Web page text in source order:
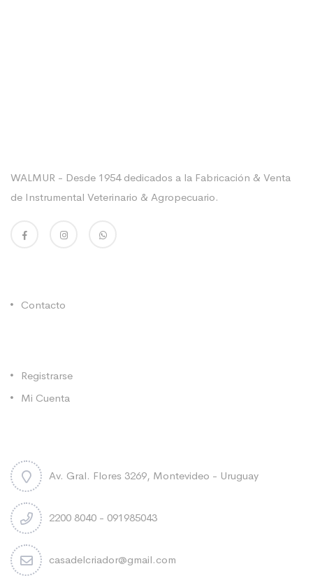
WALMUR - Desde 1954 dedicados a la Fabricación & Venta
de Instrumental Veterinario & Agropecuario.
Contacto
Registrarse
Mi Cuenta
Av. Gral. Flores 3269, Montevideo - Uruguay
2200 8040 - 091985043
casadelcriador@gmail.com